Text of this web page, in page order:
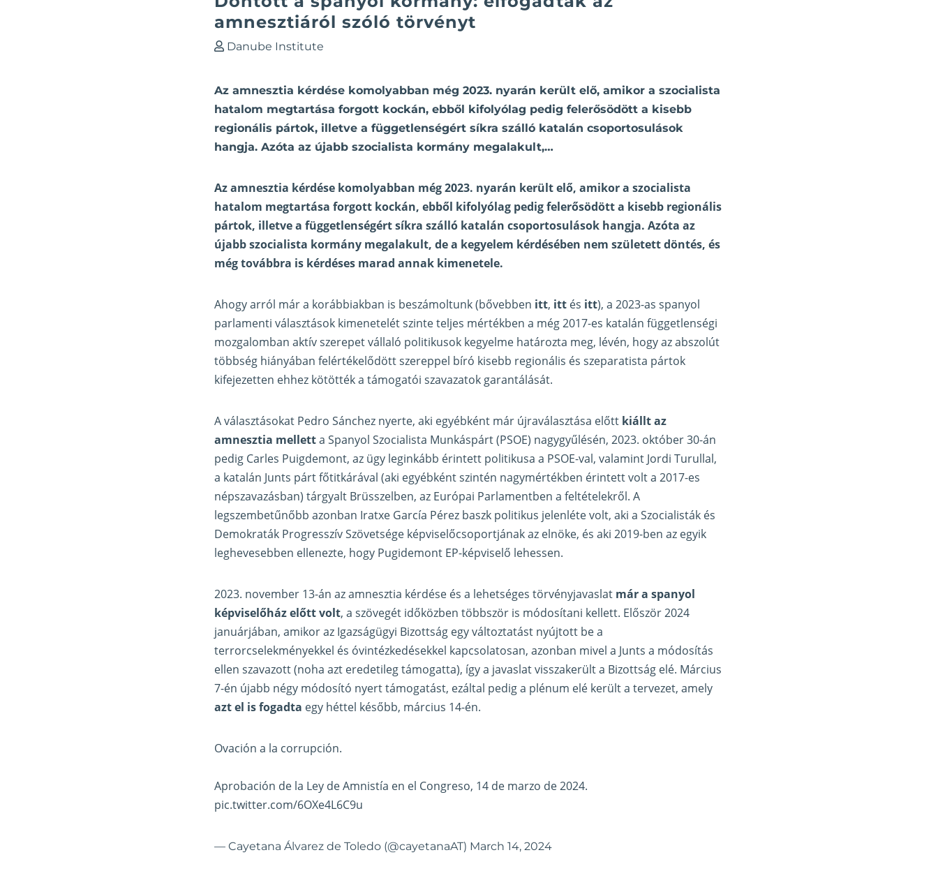
amnesztiáról szóló törvényt
Danube Institute
Az amnesztia kérdése komolyabban még 2023. nyarán került elő, amikor a szocialista
hatalom megtartása forgott kockán, ebből kifolyólag pedig felerősödött a kisebb
regionális pártok, illetve a függetlenségért síkra szálló katalán csoportosulások
hangja. Azóta az újabb szocialista kormány megalakult,…
Az amnesztia kérdése komolyabban még 2023. nyarán került elő, amikor a szocialista
hatalom megtartása forgott kockán, ebből kifolyólag pedig felerősödött a kisebb regionális
pártok, illetve a függetlenségért síkra szálló katalán csoportosulások hangja. Azóta az
újabb szocialista kormány megalakult, de a kegyelem kérdésében nem született döntés, és
még továbbra is kérdéses marad annak kimenetele.
Ahogy arról már a korábbiakban is beszámoltunk (bővebben itt, itt és itt), a 2023-as spanyol
parlamenti választások kimenetelét szinte teljes mértékben a még 2017-es katalán függetlenségi
mozgalomban aktív szerepet vállaló politikusok kegyelme határozta meg, lévén, hogy az abszolút
többség hiányában felértékelődött szereppel bíró kisebb regionális és szeparatista pártok
kifejezetten ehhez kötötték a támogatói szavazatok garantálását.
A választásokat Pedro Sánchez nyerte, aki egyébként már újraválasztása előtt kiállt az
amnesztia melletta Spanyol Szocialista Munkáspárt (PSOE) nagygyűlésén, 2023. október 30-án
pedig Carles Puigdemont, az ügy leginkább érintett politikusa a PSOE-val, valamint Jordi Turullal,
a katalán Junts párt főtitkárával (aki egyébként szintén nagymértékben érintett volt a 2017-es
népszavazásban) tárgyalt Brüsszelben, az Európai Parlamentben a feltételekről. A
legszembetűnőbb azonban Iratxe García Pérez baszk politikus jelenléte volt, aki a Szocialisták és
Demokraták Progresszív Szövetsége képviselőcsoportjának az elnöke, és aki 2019-ben az egyik
leghevesebben ellenezte, hogy Pugidemont EP-képviselő lehessen.
2023. november 13-án az amnesztia kérdése és a lehetséges törvényjavaslat már a spanyol
képviselőház előtt volt, a szövegét időközben többször is módosítani kellett. Először 2024
januárjában, amikor az Igazságügyi Bizottság egy változtatást nyújtott be a
terrorcselekményekkel és óvintézkedésekkel kapcsolatosan, azonban mivel a Junts a módosítás
ellen szavazott (noha azt eredetileg támogatta), így a javaslat visszakerült a Bizottság elé. Március
7-én újabb négy módosító nyert támogatást, ezáltal pedig a plénum elé került a tervezet, amely
azt el is fogadta egy héttel később, március 14-én.
Ovación a la corrupción.
Aprobación de la Ley de Amnistía en el Congreso, 14 de marzo de 2024.
pic.twitter.com/6OXe4L6C9u
— Cayetana Álvarez de Toledo (@cayetanaAT) March 14, 2024